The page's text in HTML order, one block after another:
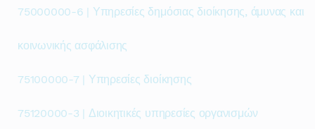
75000000-6 | Υπηρεσίες δημόσιας διοίκησης, άμυνας και
κοινωνικής ασφάλισης
75100000-7 | Υπηρεσίες διοίκησης
75120000-3 | Διοικητικές υπηρεσίες οργανισμών